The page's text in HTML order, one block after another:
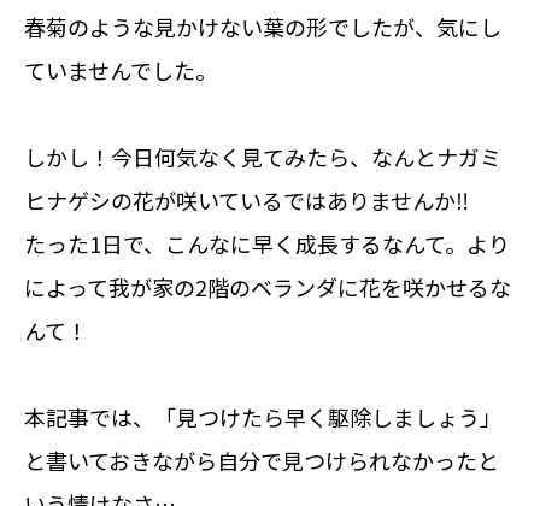
春菊のような見かけない葉の形でしたが、気にし
ていませんでした。
しかし！今日何気なく見てみたら、なんとナガミ
ヒナゲシの花が咲いているではありませんか‼
たった1日で、こんなに早く成長するなんて。より
によって我が家の2階のベランダに花を咲かせるな
んて！
本記事では、「見つけたら早く駆除しましょう」
と書いておきながら自分で見つけられなかったと